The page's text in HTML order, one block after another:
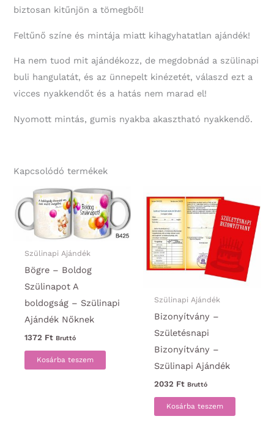
biztosan kitűnjön a tömegből!
Feltűnő színe és mintája miatt kihagyhatatlan ajándék!
Ha nem tuod mit ajándékozz, de megdobnád a szülinapi
buli hangulatát, és az ünnepelt kinézetét, válaszd ezt a
vicces nyakkendőt és a hatás nem marad el!
Nyomott mintás, gumis nyakba akasztható nyakkendő.
Kapcsolódó termékek
Szülinapi Ajándék
Bögre – Boldog
Szülinapot A
boldogság – Szülinapi
Ajándék Nőknek
1372 Ft Bruttó
Kosárba teszem
Szülinapi Ajándék
Bizonyítvány –
Születésnapi
Bizonyítvány –
Szülinapi Ajándék
2032 Ft Bruttó
Kosárba teszem